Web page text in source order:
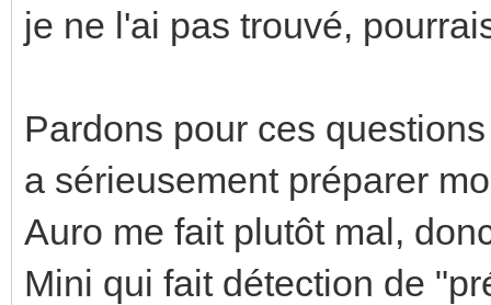
je ne l'ai pas trouvé,
Pardons pour ces
a sérieusement préparer
Auro me fait plutôt mal,
Mini qui fait détection de